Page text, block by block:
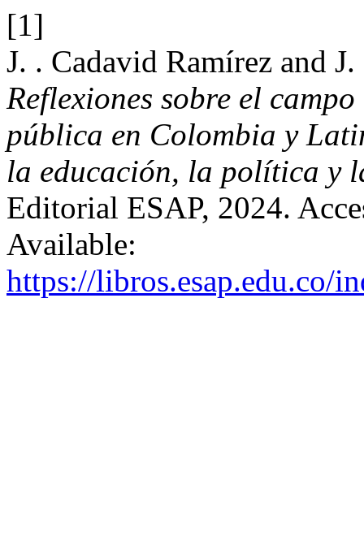
[1]
J. . Cadavid Ramírez and
Reflexiones sobre el
pública en Colombia y
la educación, la política y
Editorial ESAP, 2024.
Available:
https://libros.esap.edu.co/